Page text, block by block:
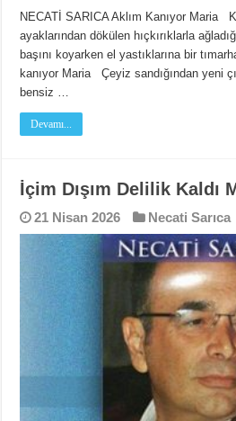
NECATİ SARICA Aklım Kanıyor Maria
ayaklarından dökülen hıçkırıklarla
başını koyarken el yastıklarına bir
kanıyor Maria Çeyiz sandığından yeni
bensiz …
Devamı...
İçim Dışım Delilik Kaldı
21 Nisan 2026 Necati Sarıca